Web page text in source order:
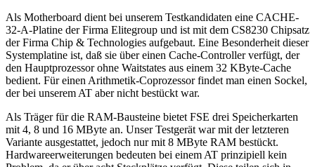
Als Motherboard dient bei unserem Testkandidaten eine CACHE-
32-A-Platine der Firma Elitegroup und ist mit dem CS8230 Chipsatz
der Firma Chip & Technologies aufgebaut. Eine Besonderheit dieser
Systemplatine ist, daß sie über einen Cache-Controller verfügt, der
den Hauptprozessor ohne Waitstates aus einem 32 KByte-Cache
bedient. Für einen Arithmetik-Coprozessor findet man einen Sockel,
der bei unserem AT aber nicht bestückt war.
Als Träger für die RAM-Bausteine bietet FSE drei Speicherkarten
mit 4, 8 und 16 MByte an. Unser Testgerät war mit der letzteren
Variante ausgestattet, jedoch nur mit 8 MByte RAM bestückt.
Hardwareerweiterungen bedeuten bei einem AT prinzipiell kein